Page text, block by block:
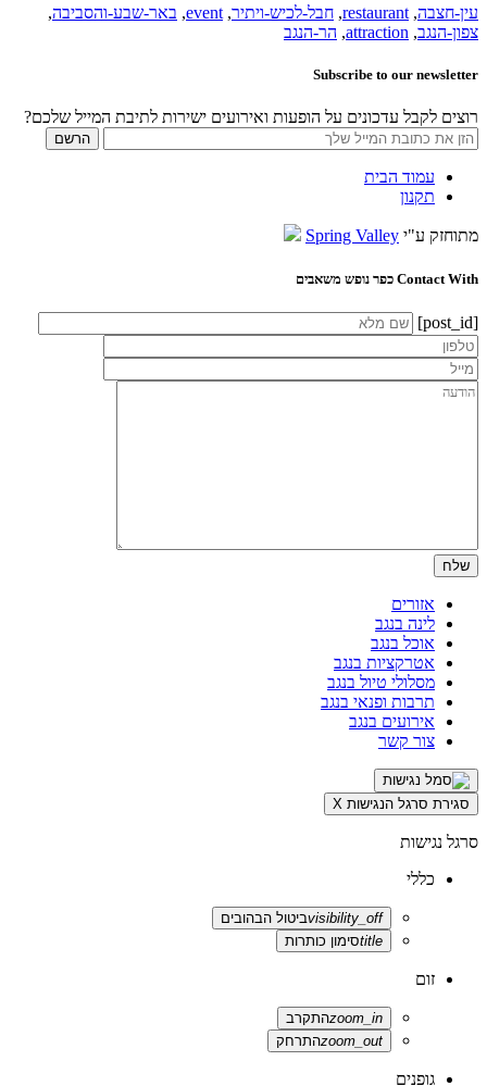
עין-חצבה,
restaurant
, חבל-לכיש-ויתיר,
event
, באר-שבע-והסביבה,
צפון-הנגב,
attraction
, הר-הנגב
Subscribe to our newsletter
רוצים לקבל עדכונים על הופעות ואירועים ישירות לתיבת המייל שלכם?
עמוד הבית
תקנון
מתוחזק ע"י Spring Valley
Contact With כפר נופש משאבים
[post_id]
אזורים
לינה בנגב
אוכל בנגב
אטרקציות בנגב
מסלולי טיול בנגב
תרבות ופנאי בנגב
אירועים בנגב
צור קשר
סגירת סרגל הנגישות X
סרגל נגישות
כללי
visibility_offביטול הבהובים
titleסימון כותרות
זום
zoom_inהתקרב
zoom_outהתרחק
גופנים